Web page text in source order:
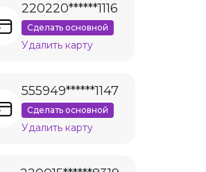
220220******1116
Сделать основной
Удалить карту
555949******1147
Сделать основной
Удалить карту